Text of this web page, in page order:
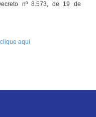
nº 8.573, de 19 de
clique aqui